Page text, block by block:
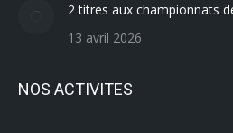
2 titres aux championnats
13 avril 2026
NOS ACTIVITES